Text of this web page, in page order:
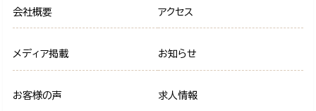
会社概要 アクセス
メディア掲載 お知らせ
お客様の声 求人情報